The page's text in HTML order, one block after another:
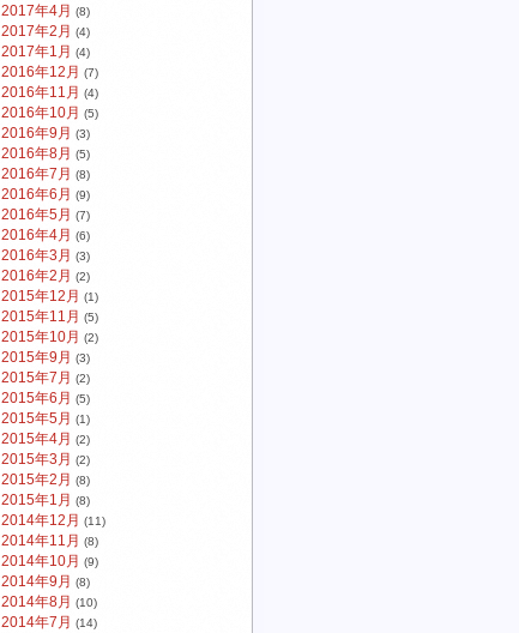
2017年4月 (8)
2017年2月 (4)
2017年1月 (4)
2016年12月 (7)
2016年11月 (4)
2016年10月 (5)
2016年9月 (3)
2016年8月 (5)
2016年7月 (8)
2016年6月 (9)
2016年5月 (7)
2016年4月 (6)
2016年3月 (3)
2016年2月 (2)
2015年12月 (1)
2015年11月 (5)
2015年10月 (2)
2015年9月 (3)
2015年7月 (2)
2015年6月 (5)
2015年5月 (1)
2015年4月 (2)
2015年3月 (2)
2015年2月 (8)
2015年1月 (8)
2014年12月 (11)
2014年11月 (8)
2014年10月 (9)
2014年9月 (8)
2014年8月 (10)
2014年7月 (14)